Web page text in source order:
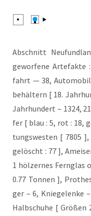
Abschnitt
gewor­fe­ne Arte­fak­te
fahrt — 38,
be­häl­tern [ 18.
Jahr­hun­dert – 1324,
fer [ blau : 5, rot : 18,
tungs­wes­ten [ 7805
gelöscht : 77 ],
1 höl­zer­nes Fern­glas
0.77 Ton­nen ],
ger – 6, Knie­ge­len­ke
Halb­schu­he [ Grö­ßen